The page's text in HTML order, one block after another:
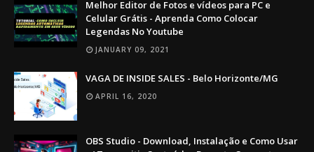
Melhor Editor de Fotos e vídeos para PC e
Celular Grátis - Aprenda Como Colocar
Legendas No Youtube
JANUARY 09, 2021
VAGA DE INSIDE SALES - Belo Horizonte/MG
APRIL 16, 2020
OBS Studio - Download, Instalação e Como Usar